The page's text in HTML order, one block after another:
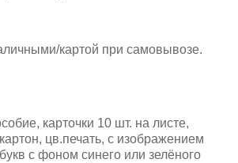
картой при самовывозе.
карточки 10 шт. на листе,
цв.печать, с изображением
с фоном синего или зелёного